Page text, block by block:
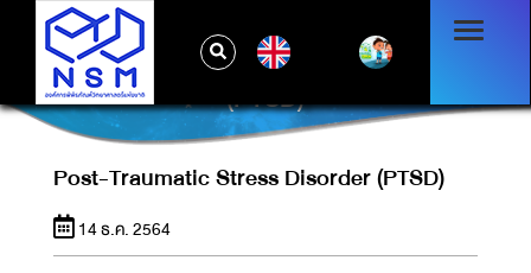
POST-TRAUMATIC STRESS DISORDER
(PTSD)
Post-Traumatic Stress Disorder (PTSD)
14 ธ.ค. 2564